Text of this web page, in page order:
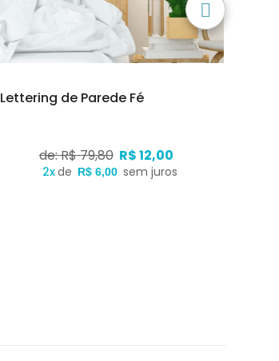
Lettering de Parede Fé
de: R$ 79,80 R$ 12,00
2xde R$ 6,00 sem juros